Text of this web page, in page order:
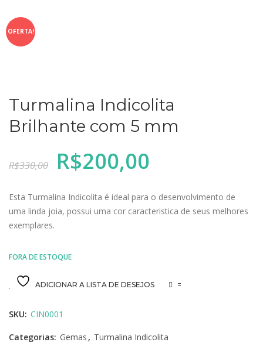
OFERTA!
Turmalina Indicolita
Brilhante com 5 mm
R$330,00 O
preço
original
era:
R$330,00.
R$200,00
atual
é:
R$200,00.
Esta Turmalina Indicolita é ideal para o desenvolvimento de
uma linda joia, possui uma cor caracteristica de seus melhores
exemplares.
FORA DE ESTOQUE
ADICIONAR A LISTA DE DESEJOS =
SKU: CIN0001
Categorias: Gemas , Turmalina Indicolita